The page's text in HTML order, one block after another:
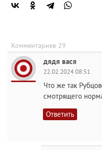
Комментариев 29
дядя вася
22.02.2024 08:51
Что же так
смотрящего
Ответить